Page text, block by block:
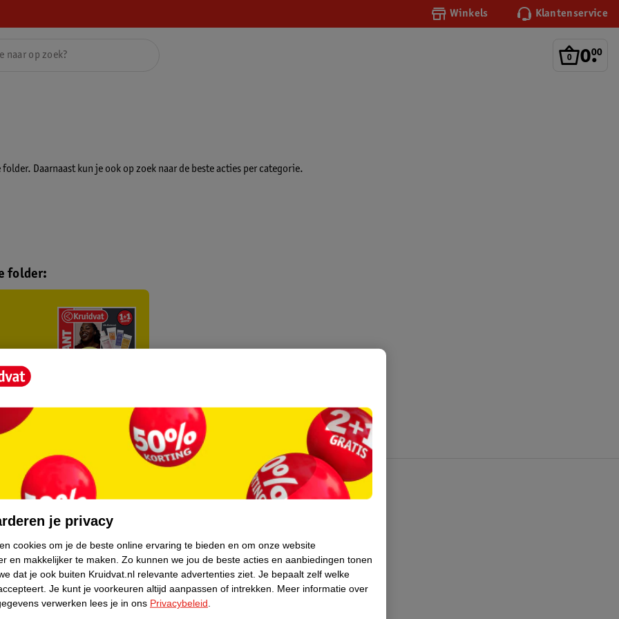
Winkels Klantenservice
0.
00
Daarnaast kun je ook op zoek naar de beste acties per categorie.
folder:
Over Kruidvat
Pers
Winkelformule
Bedrijfsgegevens
je privacy
cookies om je de beste online ervaring te bieden en om onze website
en makkelijker te maken. Zo kunnen we jou de beste acties en aanbiedingen tonen
dat je ook buiten Kruidvat.nl relevante advertenties ziet. Je bepaalt zelf welke
Je kunt je voorkeuren altijd aanpassen of intrekken.
Meer informatie over
verwerken lees je in ons Privacybeleid